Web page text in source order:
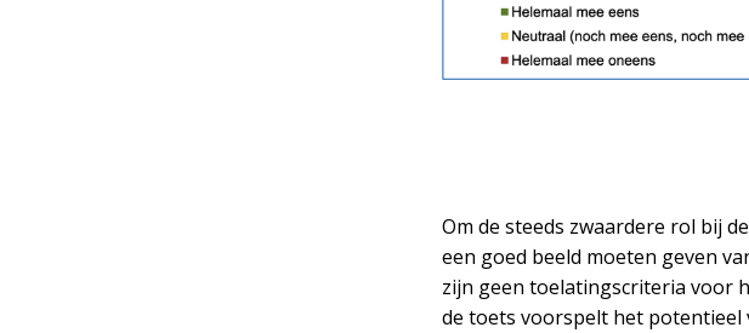
Om de steeds zwaardere rol bij
een goed beeld moeten geven
zijn geen toelatingscriteria voor
de toets voorspelt het